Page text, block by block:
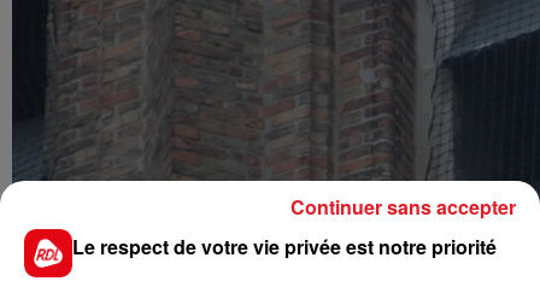
Le respect de votre vie privée est notre priorité
Continuer sans accepter